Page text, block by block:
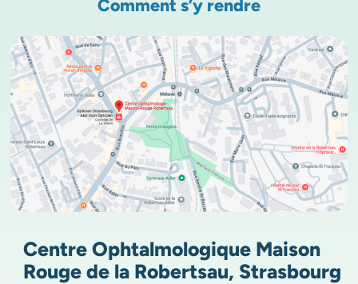
Comment s’y rendre
Centre Ophtalmologique Maison
Rouge de la Robertsau, Strasbourg